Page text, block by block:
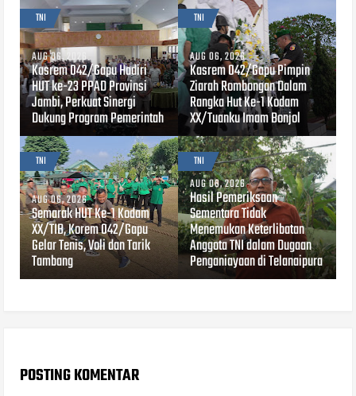
TNI
AUG 06, 2026
Kasrem 042/Gapu Hadiri
HUT ke-23 PPAD Provinsi
Jambi, Perkuat Sinergi
Dukung Program Pemerintah
TNI
AUG 06, 2026
Kasrem 042/Gapu Pimpin
Ziarah Rombongan Dalam
Rangka Hut Ke-1 Kodam
XX/Tuanku Imam Bonjol
TNI
AUG 06, 2026
Semarak HUT Ke-1 Kodam
XX/TIB, Korem 042/Gapu
Gelar Tenis, Voli dan Tarik
Tambang
TNI
AUG 06, 2026
Hasil Pemeriksaan
Sementara Tidak
Menemukan Keterlibatan
Anggota TNI dalam Dugaan
Penganiayaan di Telanaipura
POSTING KOMENTAR